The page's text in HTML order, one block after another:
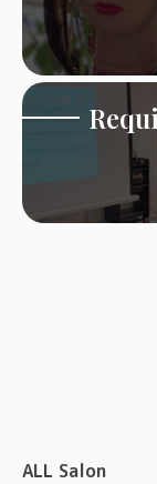
ALL Salon